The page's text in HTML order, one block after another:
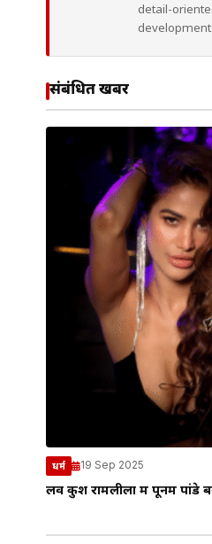
detail-
संबंधित खबरें
धर्म 19 Sep 2025
लव कुश रामलीला में पूनम पांडे